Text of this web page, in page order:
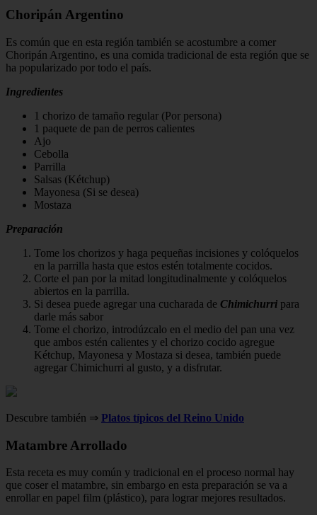
Choripán Argentino
Es común que en esta región también se acostumbre a comer
Choripán Argentino, es una comida tradicional de esta región que se
ha popularizado por todo el país.
Ingredientes
1 chorizo de tamaño regular (Por persona)
1 paquete de pan de perros calientes
Ajo
Cebolla
Parrilla
Salsas (Kétchup)
Mayonesa (Si se desea)
Mostaza
Preparación
Tome los chorizos y haga pequeñas incisiones y colóquelos
en la parrilla hasta que estos estén totalmente cocidos.
Corte el pan por la mitad longitudinalmente y colóquelos
abiertos en la parrilla.
Si desea puede agregar una cucharada de Chimichurri para
darle más sabor
Tome el chorizo, introdúzcalo en el medio del pan una vez
que ambos estén calientes y el chorizo cocido agregue
Kétchup, Mayonesa y Mostaza si desea, también puede
agregar Chimichurri al gusto, y a disfrutar.
Descubre también ⇒ Platos típicos del Reino Unido
Matambre Arrollado
Esta receta es muy común y tradicional en el proceso normal hay
que coser el matambre, sin embargo en esta preparación se va a
enrollar en papel film (plástico), para lograr mejores resultados.